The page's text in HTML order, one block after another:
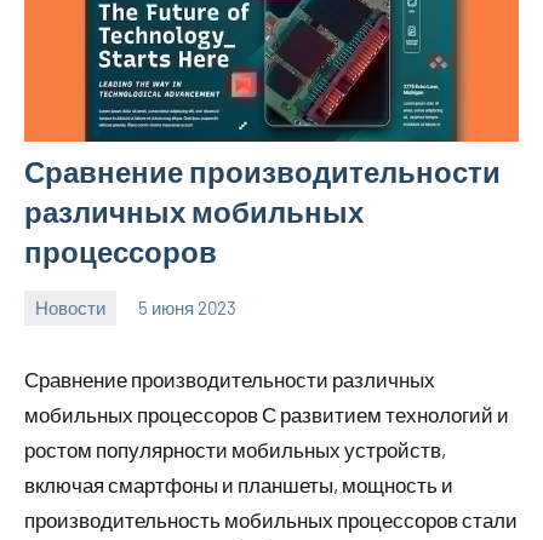
Сравнение производительности
различных мобильных
процессоров
Новости 5 июня 2023
Сравнение производительности различных
мобильных процессоров С развитием технологий и
ростом популярности мобильных устройств,
включая смартфоны и планшеты, мощность и
производительность мобильных процессоров стали